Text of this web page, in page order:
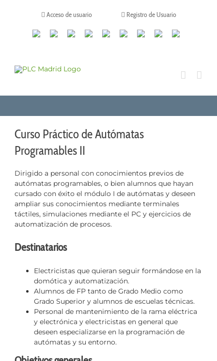
Acceso de usuario Registro de Usuario
CanalesLinkedinYoutubeTiktokFacebookInstagram
X TwitchContacto
Curso Práctico de Autómatas
Programables II
Dirigido a personal con conocimientos previos de
autómatas programables, o bien alumnos que hayan
cursado con éxito el módulo I de autómatas y deseen
ampliar sus conocimientos mediante terminales
táctiles, simulaciones mediante el PC y ejercicios de
automatización de procesos.
Destinatarios
Electricistas que quieran seguir formándose en la
domótica y automatización.
Alumnos de FP tanto de Grado Medio como
Grado Superior y alumnos de escuelas técnicas.
Personal de mantenimiento de la rama eléctrica
y electrónica y electricistas en general que
deseen especializarse en la programación de
autómatas y su entorno.